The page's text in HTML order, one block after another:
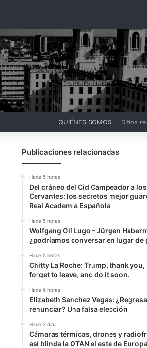
QUIÉNES SOMOS Sitios
Publicaciones relacionadas
Hace 5 horas
Del cráneo del Cid Campeador a
Cervantes: los secretos mejor
Real Academia Española
Hace 5 horas
Wolfgang Gil Lugo – Jürgen
¿podríamos conversar en lugar de
Hace 5 horas
Chitty La Roche: Trump, thank
forget to leave, and do it soon.
Hace 6 horas
Elizabeth Sanchez Vegas:
renunciar? Una falsa elección
Hace 2 días
Cámaras térmicas, drones y
así blinda la OTAN el este de